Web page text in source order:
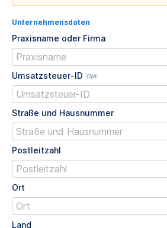
Unternehmensdaten
Praxisname oder Firma
Umsatzsteuer-ID Opt.
Straße und Hausnummer
Postleitzahl
Ort
Land